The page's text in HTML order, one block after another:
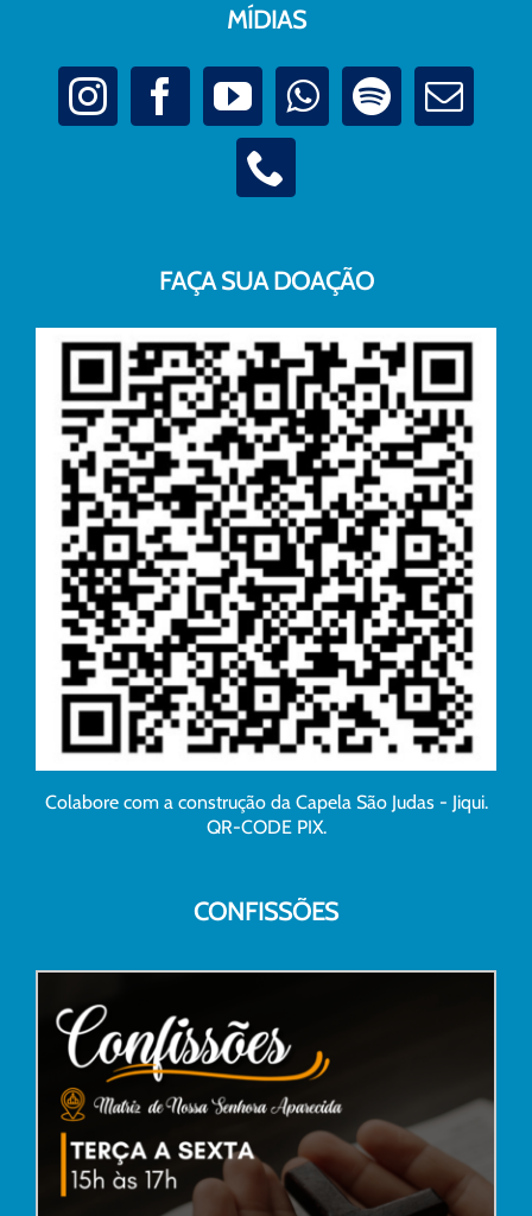
MÍDIAS
FAÇA SUA DOAÇÃO
Colabore com a construção da Capela São Judas - Jiqui.
QR-CODE PIX.
CONFISSÕES